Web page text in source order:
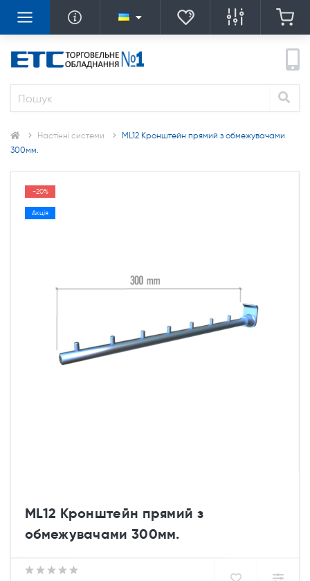
Настінні системи
ML12 Кронштейн прямий з обмежувачами
300мм.
-20%
Акція
ML12 Кронштейн прямий з
обмежувачами 300мм.